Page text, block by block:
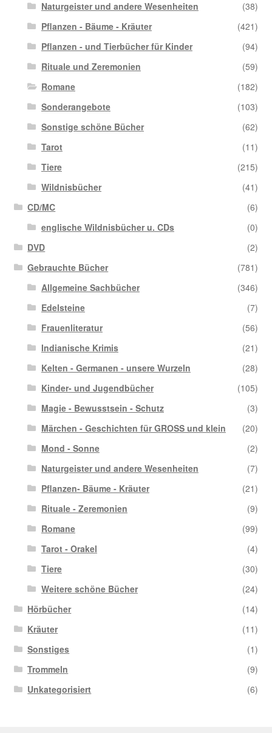
Naturgeister und andere Wesenheiten
(38)
Pflanzen - Bäume - Kräuter
(421)
Pflanzen - und Tierbücher für Kinder
(94)
Rituale und Zeremonien
(59)
Romane
(182)
Sonderangebote
(103)
Sonstige schöne Bücher
(62)
Tarot
(11)
Tiere
(215)
Wildnisbücher
(41)
CD/MC
(6)
englische Wildnisbücher u. CDs
(0)
DVD
(2)
Gebrauchte Bücher
(781)
Allgemeine Sachbücher
(346)
Edelsteine
(7)
Frauenliteratur
(56)
Indianische Krimis
(21)
Kelten - Germanen - unsere Wurzeln
(28)
Kinder- und Jugendbücher
(105)
Magie - Bewusstsein - Schutz
(3)
Märchen - Geschichten für GROSS und klein
(20)
Mond - Sonne
(2)
Naturgeister und andere Wesenheiten
(7)
Pflanzen- Bäume - Kräuter
(21)
Rituale - Zeremonien
(9)
Romane
(99)
Tarot - Orakel
(4)
Tiere
(30)
Weitere schöne Bücher
(24)
Hörbücher
(14)
Kräuter
(11)
Sonstiges
(1)
Trommeln
(9)
Unkategorisiert
(6)